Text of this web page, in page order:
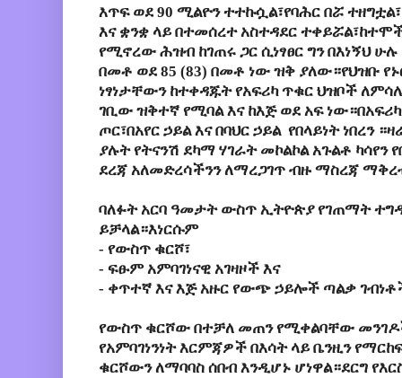
እጥፍ ወደ 90 ሚልዮን ተተኩሷል፣የባሕር በሯ
እና ቋንቋ ላይ በተመሰረተ አስተዳደር
የሚኖረው ሕዝብ ከገጠሩ ጋር ሲነፃፀር ግን በእነኝህ ሁሉ
በመቶ ወደ 85 (83) በመቶ ነው ዝቅ ያለው።የህዝቡ
ነፃነታቸውን ከተቀዳጁት የአፍሪካ ጥቁር ህዝቦች
ገቢው ዝቅተኛ የሚባል እና ከእጅ ወደ አፍ ነው።በአፍሪካ
ጦር፣በአየር ኃይል እና በባህር ኃይል የበላይነት ነበረን
ያሉት የትናንሽ ደካማ ሃገራት መኮልኮል አጉልቶ ካሳየን
ደረጃ አለመድረሳችንን ለማረጋገጥ ብዙ ማስረጃ
ባለፉትአርባ ዓመታት ውስጥ ኢትዮጵያ የገጠማት
ይቻላል።እነርሱም
- የውስጥ ቁርሾ፣
- ፍፁም አምባገነናዊ አገዛዞች እና
- ቀጥተኛ እና እጅ አዙር የውጭ ኃይሎች ጣልቃ
የውስጥ ቁርሾው በተቻለ መጠን የሚቀልባቸው
የአምባገነንነት እርምጃዎች በእሳት ላይ ቤንዚን
ቁርሾውን ለማባባስ ሰበብ እንዲሆኑ ሆነዋል።ደርግ